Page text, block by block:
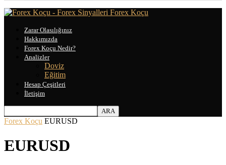
Forex Koçu
Zarar Olasılığınız
Hakkımızda
Forex Koçu Nedir?
Analizler
Doviz
Eğitim
Hesap Çeşitleri
İletişim
Forex Koçu EURUSD
EURUSD